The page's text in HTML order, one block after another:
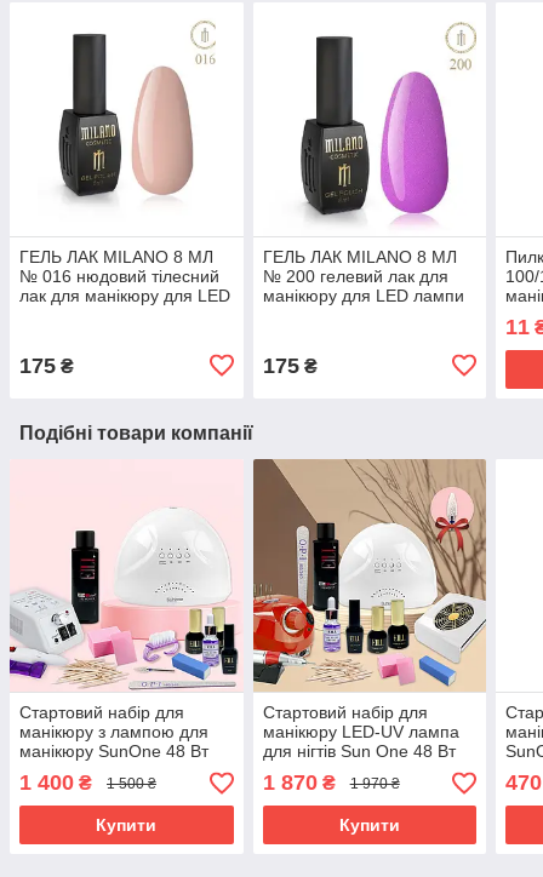
ГЕЛЬ ЛАК MILANO 8 МЛ
№ 016 нюдовий тілесний
лак для манікюру для LED
175 ₴
ГЕЛЬ ЛАК MILANO 8 МЛ
№ 200 гелевий лак для
манікюру для LED лампи
175₴
11
Подібні товари компанії
Стартовий набір для
манікюру з лампою для
манікюру SunOne 48 Вт
Фреза lina mercedes
20000 база топ 12мл та
гель лак milano
1 400 ₴ 1 500 ₴
Купити
Стартовий набір для
манікюру LED-UV лампа
для нігтів Sun One 48 Вт
фрезер манікюрний ZS
601 65Вт витяжка 45Вт
база топ лак milano
1 870₴ 1 970 ₴
Купити
470